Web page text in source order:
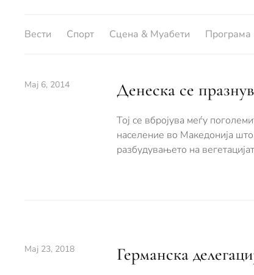
Вести Спорт Сцена & Муабети Програма
Мај 6, 2014 Денеска се
Тој се вбројува меѓу
население во Македонија
разбудувањето на
Мај 23, 2018 Германска